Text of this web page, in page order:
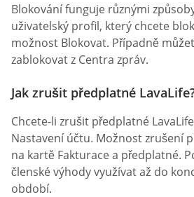
Blokování funguje různými
uživatelský profil, který chcete
možnost Blokovat. Případně
zablokovat z Centra zpráv.
Jak zrušit předplatné
Chcete-li zrušit předplatné
Nastavení účtu. Možnost zrušení
na kartě Fakturace a předplatné.
členské výhody využívat až do
období.